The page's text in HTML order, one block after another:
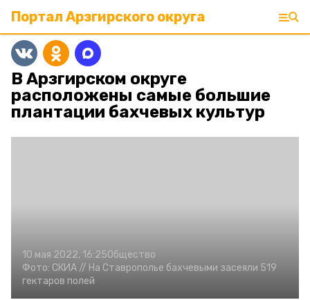
Портал Арзгирского округа
В Арзгирском округе
расположены самые большие
плантации бахчевых культур
10 мая 2022, 16:25Общество
Фото: СКИА // На Ставрополье бахчевыми засеяли 519
гектаров полей